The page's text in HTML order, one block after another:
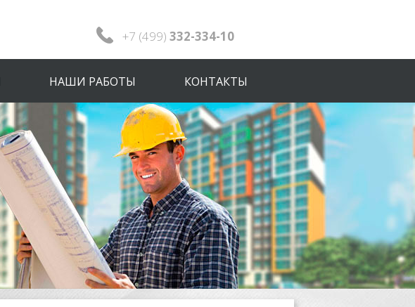
+7 (499) 332-334-10
НАШИ РАБОТЫ КОНТАКТЫ